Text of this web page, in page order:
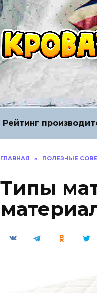
Рейтинг
ГЛАВНАЯ » ПОЛЕЗНЫЕ
Типы